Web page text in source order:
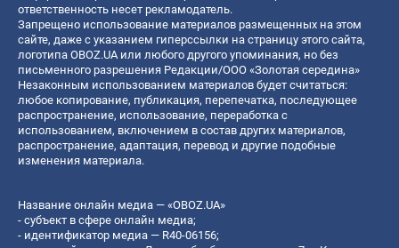
ответственность несет рекламодатель.
Запрещено использование материалов размещенных на этом
сайте, даже с указанием гиперссылки на страницу этого сайта,
логотипа OBOZ.UA или любого другого упоминания, но без
письменного разрешения Редакции/ООО «Золотая середина»
Незаконным использованием материалов будет считаться:
любое копирование, публикация, перепечатка, последующее
распространение, использование, переработка с
использованием, включением в состав других материалов,
распространение, адаптация, перевод и другие подобные
изменения материала.
Название онлайн медиа — «OBOZ.UA»
- субъект в сфере онлайн медиа;
- идентификатор медиа — R40-06156;